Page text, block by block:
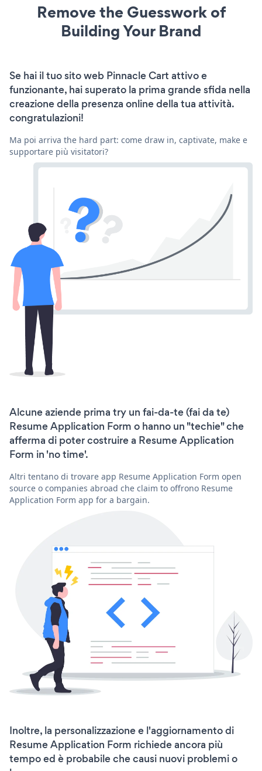
Remove the Guesswork of
Building Your Brand
Se hai il tuo sito web Pinnacle Cart attivo e
funzionante, hai superato la prima grande sfida nella
creazione della presenza online della tua attività.
congratulazioni!
Ma poi arriva the hard part: come draw in, captivate, make e
supportare più visitatori?
Alcune aziende prima try un fai-da-te (fai da te)
Resume Application Form o hanno un "techie" che
afferma di poter costruire a Resume Application
Form in 'no time'.
Altri tentano di trovare app Resume Application Form open
source o companies abroad che claim to offrono Resume
Application Form app for a bargain.
Inoltre, la personalizzazione e l'aggiornamento di
Resume Application Form richiede ancora più
tempo ed è probabile che causi nuovi problemi o